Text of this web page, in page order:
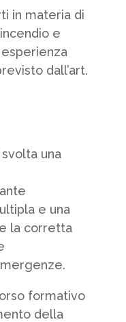
in materia di
e
dall’art.
una
e una
la corretta
formativo
della